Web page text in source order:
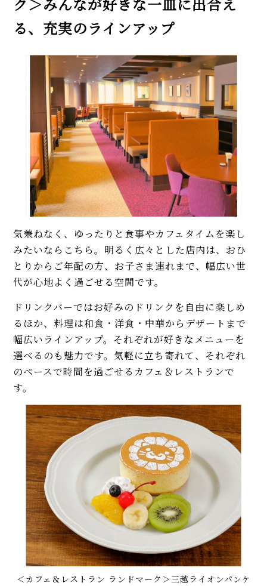
ク＞みんなが好きな一皿に出合え
る、充実のラインアップ
気兼ねなく、ゆったりと食事やカフェタイムを楽し
みたいならこちら。明るく広々とした店内は、おひ
とりからご年配の方、お子さま連れまで、幅広い世
代が心地よく過ごせる空間です。
ドリンクバーではお好みのドリンクを自由に楽しめ
るほか、料理は和食・洋食・中華からデザートまで
幅広いラインアップ。それぞれが好きなメニューを
選べるのも魅力です。気軽に立ち寄れて、それぞれ
のペースで時間を過ごせるカフェ＆レストランで
す。
＜カフェ＆レストラン ランドマーク＞三越ライオンパンケ